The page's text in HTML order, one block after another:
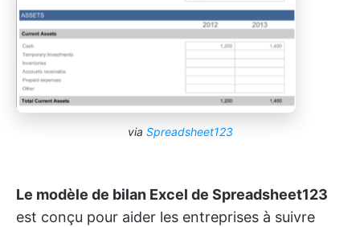
via Spreadsheet123
Le modèle de bilan Excel de Spreadsheet123
est conçu pour aider les entreprises à suivre